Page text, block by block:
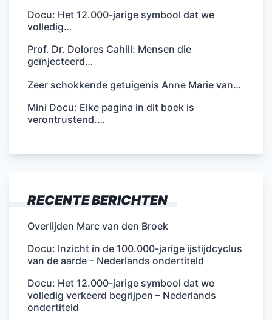
Docu: Het 12.000-jarige symbool dat we
volledig…
Prof. Dr. Dolores Cahill: Mensen die
geïnjecteerd…
Zeer schokkende getuigenis Anne Marie van…
Mini Docu: Elke pagina in dit boek is
verontrustend.…
RECENTE BERICHTEN
Overlijden Marc van den Broek
Docu: Inzicht in de 100.000-jarige ijstijdcyclus
van de aarde – Nederlands ondertiteld
Docu: Het 12.000-jarige symbool dat we
volledig verkeerd begrijpen – Nederlands
ondertiteld